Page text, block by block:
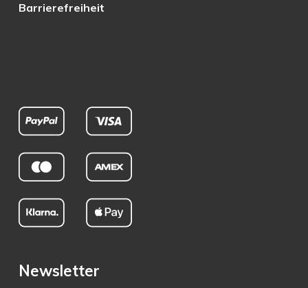
Barrierefreiheit
Newsletter